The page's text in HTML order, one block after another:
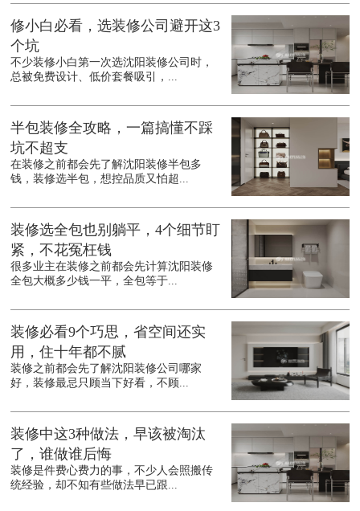
修小白必看，选装修公司避开这3
个坑
不少装修小白第一次选沈阳装修公司时，
总被免费设计、低价套餐吸引，...
半包装修全攻略，一篇搞懂不踩
坑不超支
在装修之前都会先了解沈阳装修半包多
钱，装修选半包，想控品质又怕超...
装修选全包也别躺平，4个细节盯
紧，不花冤枉钱
很多业主在装修之前都会先计算沈阳装修
全包大概多少钱一平，全包等于...
装修必看9个巧思，省空间还实
用，住十年都不腻
装修之前都会先了解沈阳装修公司哪家
好，装修最忌只顾当下好看，不顾...
装修中这3种做法，早该被淘汰
了，谁做谁后悔
装修是件费心费力的事，不少人会照搬传
统经验，却不知有些做法早已跟...